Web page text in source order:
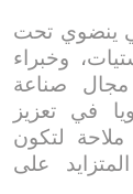
ينضوي تحت
وخبراء
صناعة
في تعزيز
ملاحة لتكون
على